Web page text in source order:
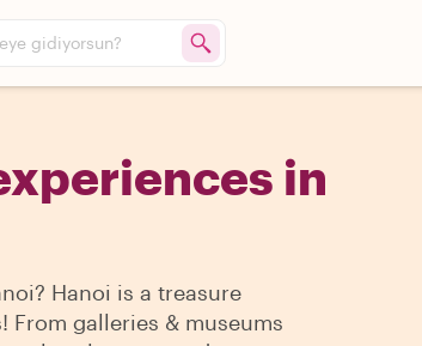
gidiyorsun?
in
Hanoi is a treasure
galleries & museums